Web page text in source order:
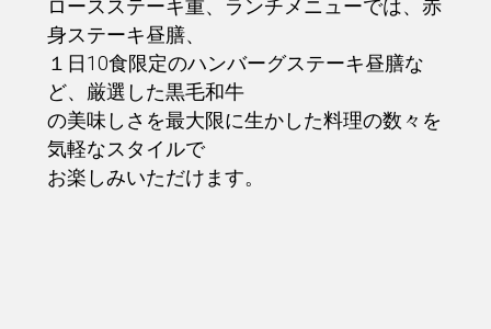
ロースステーキ重、ランチメニューでは、赤
身ステーキ昼膳、
１日10食限定のハンバーグステーキ昼膳な
ど、厳選した黒毛和牛
の美味しさを最大限に生かした料理の数々を
気軽なスタイルで
お楽しみいただけます。